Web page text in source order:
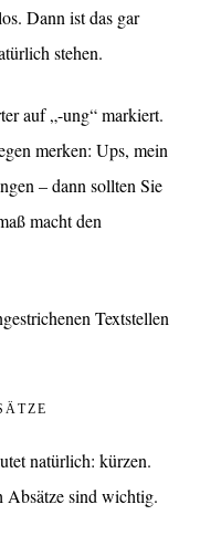
Dann ist das gar
stehen.
auf „-ung“ markiert.
merken: Ups, mein
– dann sollten Sie
macht den
Textstellen
natürlich: kürzen.
Absätze sind wichtig.